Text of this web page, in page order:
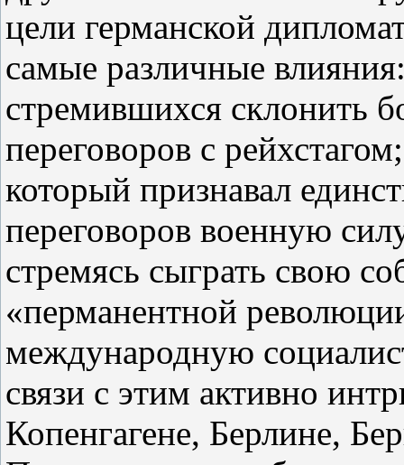
цели германской
самые различные
стремившихся склонить
переговоров с
который признавал
переговоров военную
стремясь сыграть свою
«перманентной
международную
связи с этим активно
Копенгагене, Берлине,